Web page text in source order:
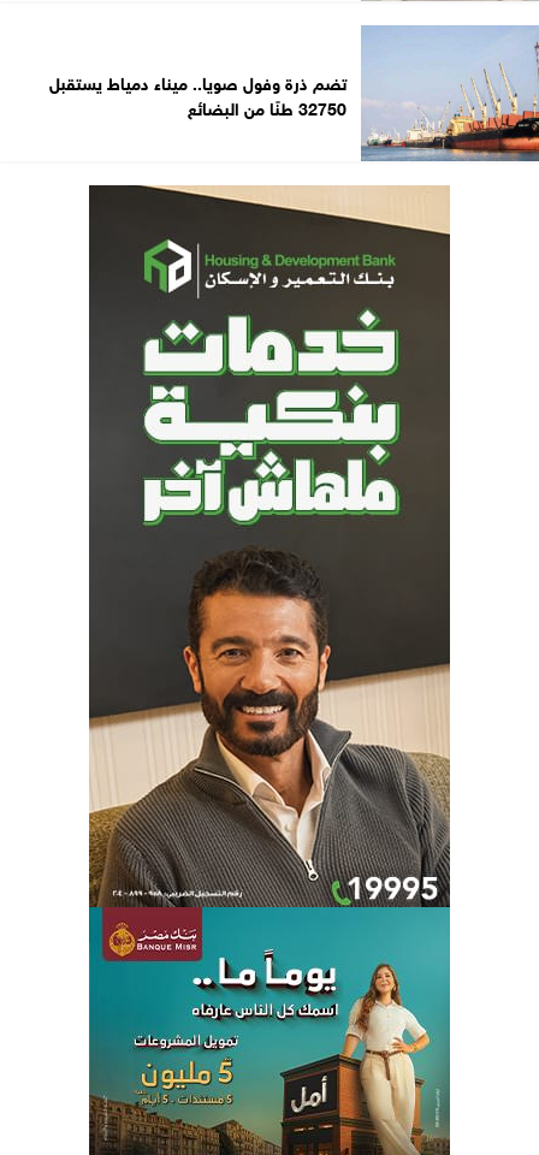
تضم ذرة وفول صويا.. ميناء دمياط يستقبل
32750 طنًا من البضائع